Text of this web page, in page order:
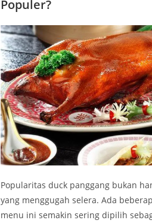
Populer?
Popularitas duck panggang bukan
yang menggugah selera. Ada
menu ini semakin sering dipilih